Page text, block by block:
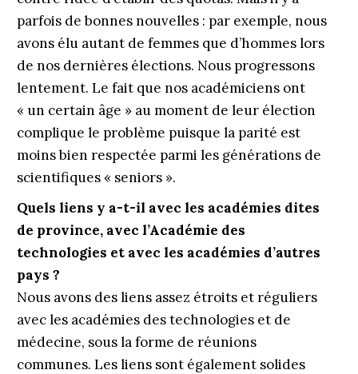
parfois de bonnes nouvelles : par exemple, nous
avons élu autant de femmes que d’hommes lors
de nos dernières élections. Nous progressons
lentement. Le fait que nos académiciens ont
« un certain âge » au moment de leur élection
complique le problème puisque la parité est
moins bien respectée parmi les générations de
scientifiques « seniors ».
Quels liens y a-t-il avec les académies dites
de province, avec l’Académie des
technologies et avec les académies d’autres
pays ?
Nous avons des liens assez étroits et réguliers
avec les académies des technologies et de
médecine, sous la forme de réunions
communes. Les liens sont également solides